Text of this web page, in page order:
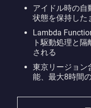
アイドル時の自
状態を保持した
Lambda
ト駆動処理と
される
東京リージョン
能、最大8時間